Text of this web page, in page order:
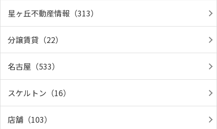
星ヶ丘不動産情報（313）
分譲賃貸（22）
名古屋（533）
スケルトン（16）
店舗（103）